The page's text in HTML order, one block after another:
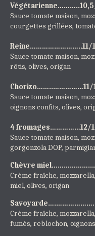
Sauce tomate maison,
courgettes grillées,
Reine……………………..11/
Sauce tomate maison,
rôtis, olives, origan
Chorizo……..……………11/
Sauce tomate maison,
oignons confits, olives,
4 fromages……………12/
Sauce tomate maison,
gorgonzola DOP,
Chèvre
Crème fraîche,
miel, olives, origan
Crème fraîche,
fumés, reblochon,